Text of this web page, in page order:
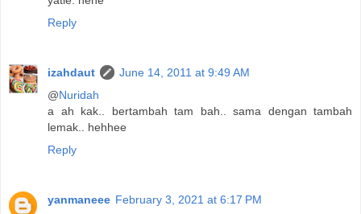
Reply
izahdaut
June 14, 2011 at 9:49 AM
@Nuridah
a ah kak.. bertambah tam bah.. sama dengan tambah
lemak.. hehhee
Reply
yanmaneee February 3, 2021 at 6:17 PM